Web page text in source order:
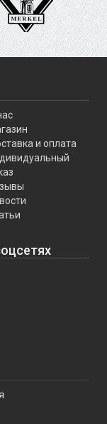
и оплата